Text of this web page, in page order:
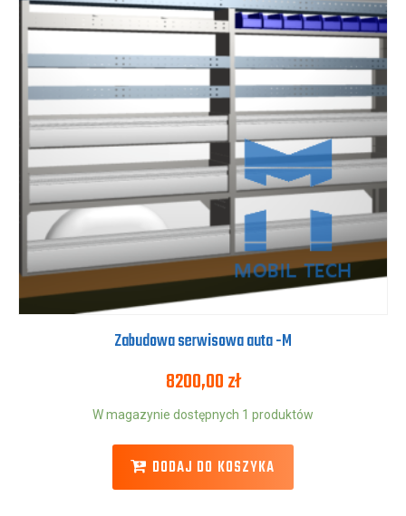
Zabudowa serwisowa auta -M
8200,00zł
W magazynie dostępnych 1 produktów
DODAJ DO KOSZYKA